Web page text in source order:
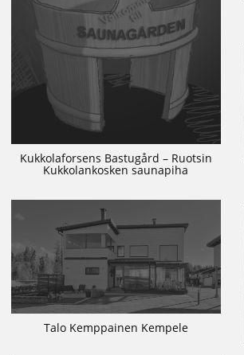
Kukkolaforsens Bastugård – Ruotsin
Kukkolankosken saunapiha
Talo Kemppainen Kempele